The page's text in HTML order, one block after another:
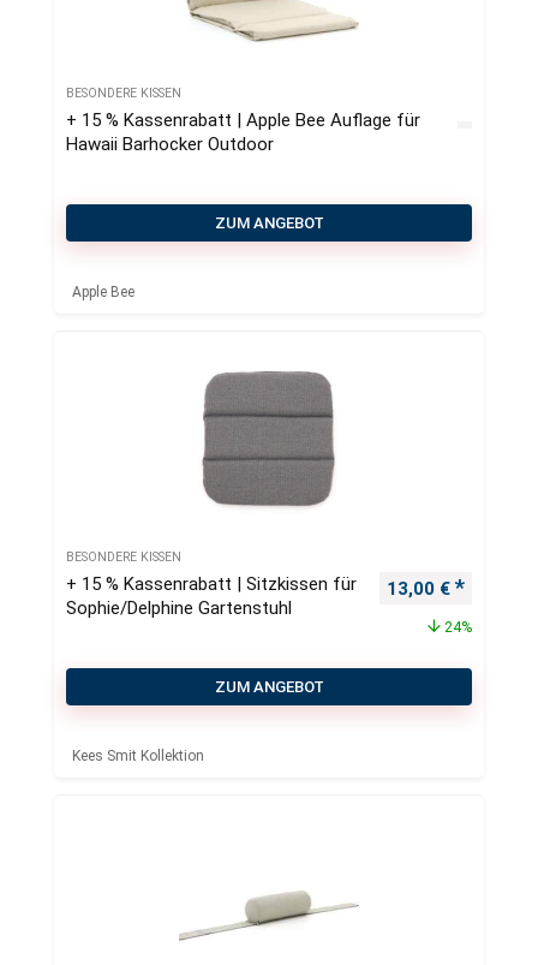
BESONDERE KISSEN
+ 15 % Kassenrabatt | Apple Bee Auflage für
Hawaii Barhocker Outdoor
ZUM ANGEBOT
Apple Bee
BESONDERE KISSEN
+ 15 % Kassenrabatt | Sitzkissen für
Sophie/Delphine Gartenstuhl
Ursprünglicher
13,00 €
24%
ZUM ANGEBOT
Kees Smit Kollektion